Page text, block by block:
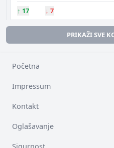
↑ 17 ↓ 7
PRIKAŽI SVE
Početna
Impressum
Kontakt
Oglašavanje